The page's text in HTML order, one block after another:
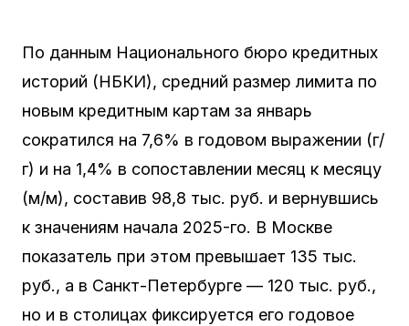
По данным Национального бюро кредитных
историй (НБКИ), средний размер лимита по
новым кредитным картам за январь
сократился на 7,6% в годовом выражении (г/
г) и на 1,4% в сопоставлении месяц к месяцу
(м/м), составив 98,8 тыс. руб. и вернувшись
к значениям начала 2025-го. В Москве
показатель при этом превышает 135 тыс.
руб., а в Санкт-Петербурге — 120 тыс. руб.,
но и в столицах фиксируется его годовое